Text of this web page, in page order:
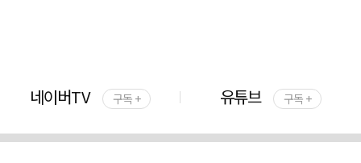
네이버TV 구독 + 유튜브 구독 +